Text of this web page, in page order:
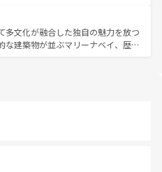
温暖で、どの季節にも異なる楽しみ
やすいタイの人々、仏教を中心とし
観光資源が、訪れる旅人を魅了し続
するはず。観光スポットが密集し
ころを回れるのも魅力。息をのむよ
体験まで、香港を存分に楽しみ尽く
多文化が融合した独自の魅力を放つ
な建築物が並ぶマリーナベイ、歴史
風情を楽しめる外せないスポット